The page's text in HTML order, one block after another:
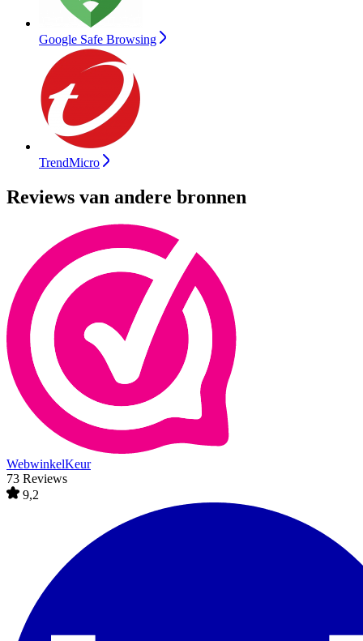
Google Safe Browsing
TrendMicro
Reviews van andere bronnen
WebwinkelKeur
73 Reviews
9,2